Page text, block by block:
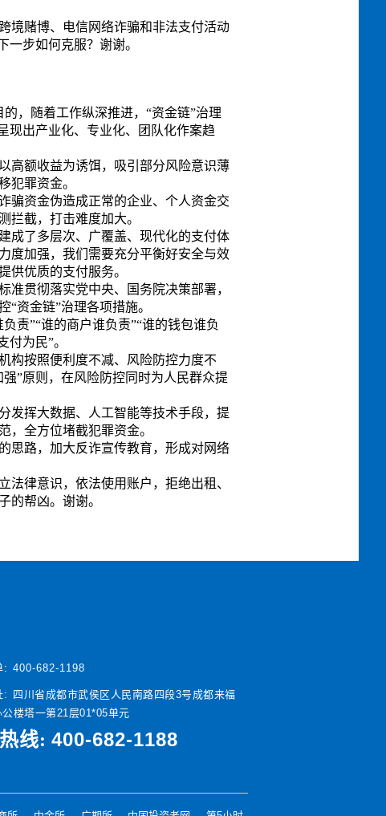
境赌博、电信网络诈骗和非法支付活动
一步如何克服？谢谢。
，随着工作纵深推进，“资金链”治理
现出产业化、专业化、团队化作案趋
额收益为诱饵，吸引部分风险意识薄
犯罪资金。
资金伪造成正常的企业、个人资金交
拦截，打击难度加大。
了多层次、广覆盖、现代化的支付体
度加强，我们需要充分平衡好安全与效
供优质的支付服务。
贯彻落实党中央、国务院决策部署，
资金链”治理各项措施。
”“谁的商户谁负责”“谁的钱包谁负
为民”。
按照便利度不减、风险防控力度不
”原则，在风险防控同时为人民群众提
挥大数据、人工智能等技术手段，提
，全方位堵截犯罪资金。
路，加大反诈宣传教育，形成对网络
律意识，依法使用账户，拒绝出租、
的帮凶。谢谢。
: 400-682-1198
:
四川省成都市武侯区人民南路四段3号成都来福
楼塔一第21层01*05单元
线: 400-682-1188